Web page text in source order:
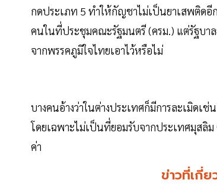
กดประเภท 5 ทำให้กัญชาไม่เป็นยาเสพติดอี
คนในที่ประชุมคณะรัฐมนตรี (ครม.) แต่รัฐบา
จากพรรคภูมิใจไทยเอาไว้หรือไม่
บางคนอ้างว่าในต่างประเทศก็มีการละเมิดเ
โดยเฉพาะไม่เป็นที่ยอมรับจากประเทศมุสลิ
ค่า
ข่าวที่เกี่